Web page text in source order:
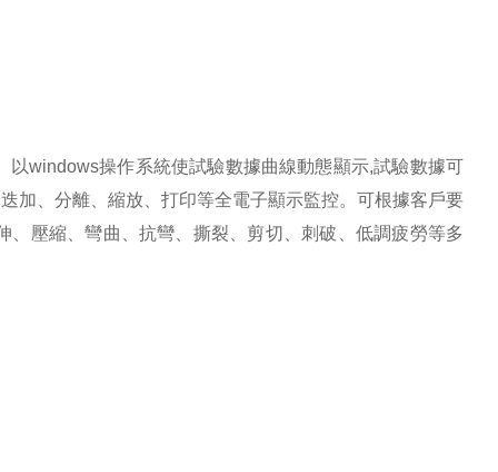
以windows操作系統使試驗數據曲線動態顯示,試驗數據可
加、分離、縮放、打印等全電子顯示監控。可根據客戶要
壓縮、彎曲、抗彎、撕裂、剪切、刺破、低調疲勞等多